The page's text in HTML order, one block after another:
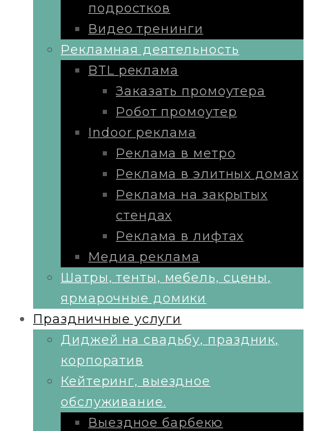
подростков
Видео тренинги
Рекламная деятельность
BTL реклама
Заказать промоутера
Робот промоутер
Indoor реклама
Реклама в метро
Реклама в элитных домах
Реклама на закрытых
стендах
Реклама в лифтах
Медиа реклама
Шатры, тенты, мебель, сцены,
ярмарочные домики
Праздничные услуги
Диджей на свадьбу, праздник,
корпоратив
Кейтеринг, выездное
обслуживание.
Выездное барбекю